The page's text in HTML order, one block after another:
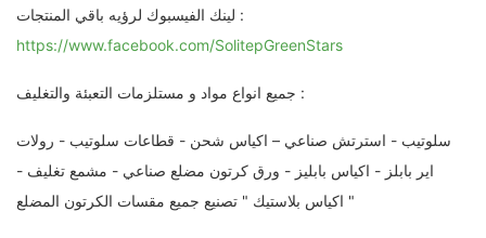
لينك الفيسبوك لرؤيه باقي المنتجات :
https://www.facebook.com/SolitepGreenStars
جميع انواع مواد و مستلزمات التعبئة والتغليف :
سلوتيب - استرتش صناعي – اكياس شحن - قطاعات سلوتيب - رولات
اير بابلز - اكياس بابليز - ورق كرتون مضلع صناعي - مشمع تغليف -
اكياس بلاستيك " تصنيع جميع مقسات الكرتون المضلع "